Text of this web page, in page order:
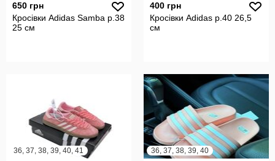
650 грн
Кросівки Adidas Samba р.38
25 см
400 грн
Кросівки Adidas р.40 26,5
см
36, 37, 38, 39, 40, 41 36, 37, 38, 39, 40